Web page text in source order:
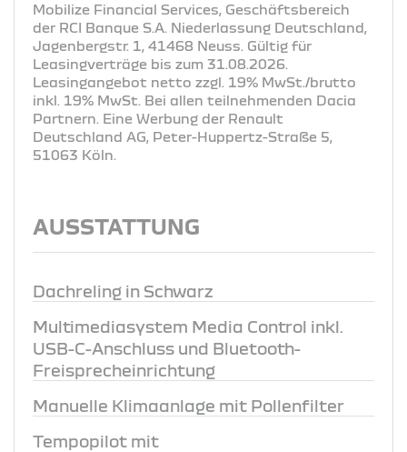
Mobilize Financial Services, Geschäftsbereich
der RCI Banque S.A. Niederlassung Deutschland,
Jagenbergstr. 1, 41468 Neuss. Gültig für
Leasingverträge bis zum 31.08.2026.
Leasingangebot netto zzgl. 19% MwSt./brutto
inkl. 19% MwSt. Bei allen teilnehmenden Dacia
Partnern. Eine Werbung der Renault
Deutschland AG, Peter-Huppertz-Straße 5,
51063 Köln.
AUSSTATTUNG
Dachreling in Schwarz
Multimediasystem Media Control inkl.
USB-C-Anschluss und Bluetooth-
Freisprecheinrichtung
Manuelle Klimaanlage mit Pollenfilter
Tempopilot mit